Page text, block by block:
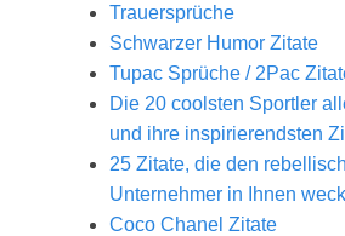
Trauersprüche
Schwarzer Humor Zitate
Tupac Sprüche / 2Pac
Die 20 coolsten Sportler
und ihre inspirierendsten
25 Zitate, die den
Unternehmer in Ihnen
Coco Chanel Zitate